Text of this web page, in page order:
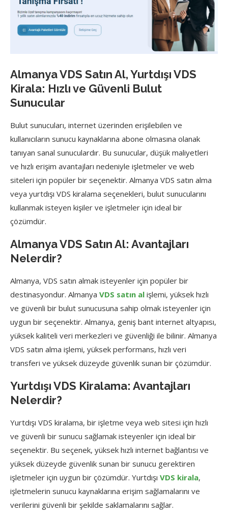
Almanya VDS Satın Al, Yurtdışı VDS
Kirala: Hızlı ve Güvenli Bulut
Sunucular
Bulut sunucuları, internet üzerinden erişilebilen ve
kullanıcıların sunucu kaynaklarına abone olmasına olanak
tanıyan sanal sunuculardır. Bu sunucular, düşük maliyetleri
ve hızlı erişim avantajları nedeniyle işletmeler ve web
siteleri için popüler bir seçenektir. Almanya VDS satın alma
veya yurtdışı VDS kiralama seçenekleri, bulut sunucularını
kullanmak isteyen kişiler ve işletmeler için ideal bir
çözümdür.
Almanya VDS Satın Al: Avantajları
Nelerdir?
Almanya, VDS satın almak isteyenler için popüler bir
destinasyondur. Almanya VDS satın al işlemi, yüksek hızlı
ve güvenli bir bulut sunucusuna sahip olmak isteyenler için
uygun bir seçenektir. Almanya, geniş bant internet altyapısı,
yüksek kaliteli veri merkezleri ve güvenliği ile bilinir. Almanya
VDS satın alma işlemi, yüksek performans, hızlı veri
transferi ve yüksek düzeyde güvenlik sunan bir çözümdür.
Yurtdışı VDS Kiralama: Avantajları
Nelerdir?
Yurtdışı VDS kiralama, bir işletme veya web sitesi için hızlı
ve güvenli bir sunucu sağlamak isteyenler için ideal bir
seçenektir. Bu seçenek, yüksek hızlı internet bağlantısı ve
yüksek düzeyde güvenlik sunan bir sunucu gerektiren
işletmeler için uygun bir çözümdür. Yurtdışı VDS kirala,
işletmelerin sunucu kaynaklarına erişim sağlamalarını ve
verilerini güvenli bir şekilde saklamalarını sağlar.